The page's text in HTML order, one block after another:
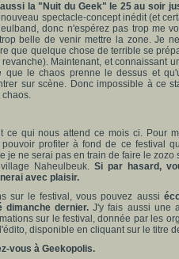
la "Nuit du Geek" le 25 au soir
spectacle-concept inédit (et
donc n'espérez pas trop me
belle de venir mettre la zone. Je
que quelque chose de terrible se
Maintenant, et connaissant
que le chaos prenne le dessus et
sur scène. Donc impossible à ce
chaos.
ce qui nous attend ce mois ci. Pour
profiter à fond de ce festival
je ne serai pas en train de faire le
Naheulbeuk.Si par hasard,
avec plaisir.
sur le festival, vous pouvez aussi
dimanche dernier. J'y fais aussi une
sur le festival, donnée par les
disponible en cliquant sur le titre
vous à Geekopolis.